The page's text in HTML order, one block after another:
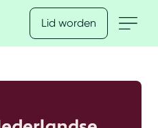
Lid worden